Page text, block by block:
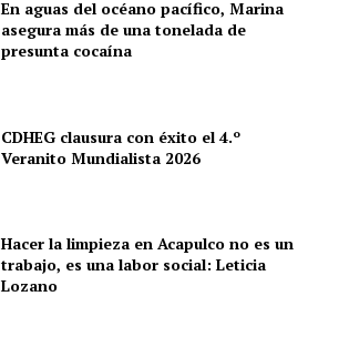
En aguas del océano pacífico, Marina
asegura más de una tonelada de
presunta cocaína
CDHEG clausura con éxito el 4.º
Veranito Mundialista 2026
Hacer la limpieza en Acapulco no es un
trabajo, es una labor social: Leticia
Lozano